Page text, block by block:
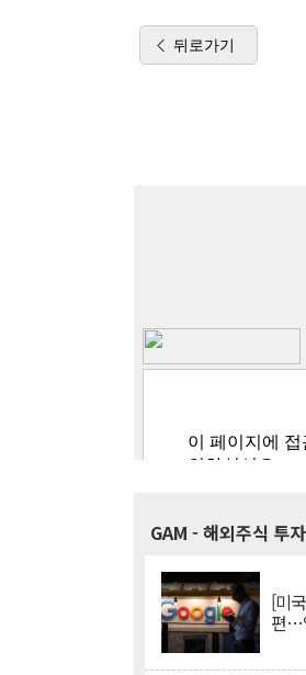
뒤로가기
GAM - 해외주식 투
[미
편…